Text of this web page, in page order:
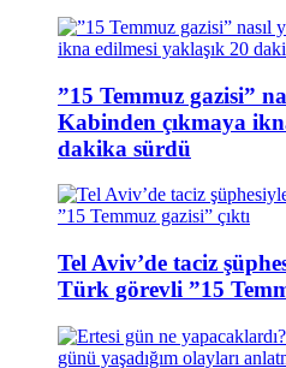
”15 Temmuz gazisi”
Kabinden çıkmaya
dakika sürdü
Tel Aviv’de taciz
Türk görevli ”15